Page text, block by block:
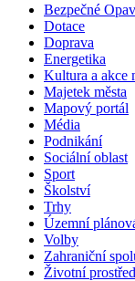
Bezpečné
Dotace
Doprava
Energetika
Kultura a akce
Majetek města
Mapový portál
Média
Podnikání
Sociální oblast
Sport
Školství
Trhy
Územní
Volby
Zahraniční
Životní